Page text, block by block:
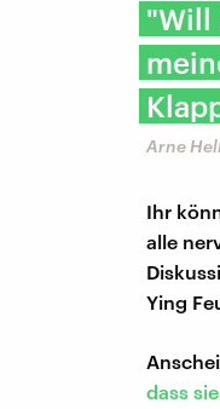
"Will
Arne
Ihr
alle
Ying
dass